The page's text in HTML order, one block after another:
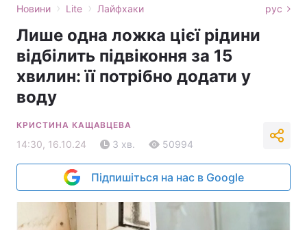
Новини › Lite › Лайфхаки рус
Лише одна ложка цієї рідини
відбілить підвіконня за 15
хвилин: її потрібно додати у
воду
КРИСТИНА КАЩАВЦЕВА
14:30, 16.10.24 3 хв. 50994
Підпишіться на нас в Google